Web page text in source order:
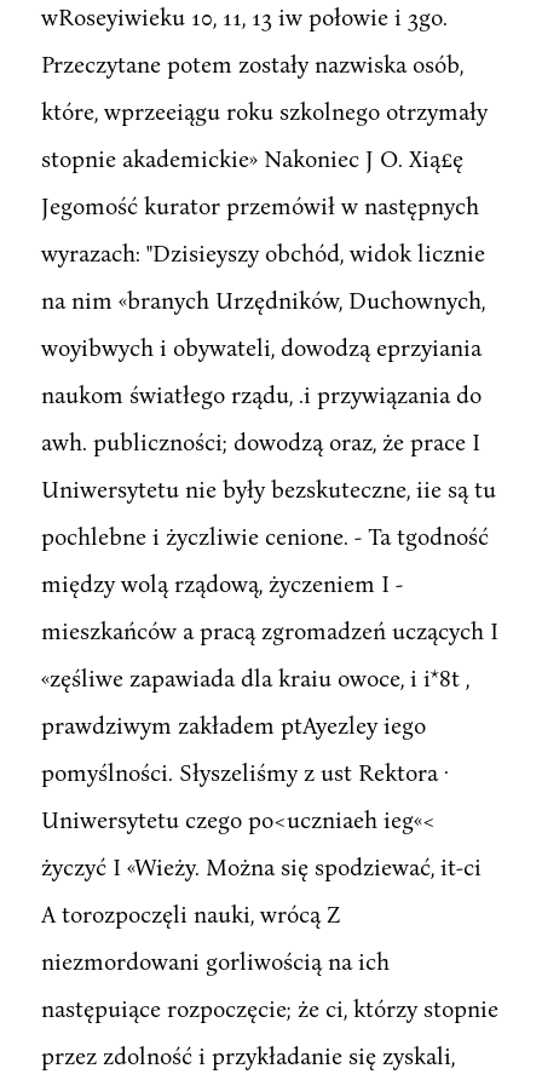
wRoseyiwieku 10, 11, 13 iw połowie i 3go.
Przeczytane potem zostały nazwiska osób,
które, wprzeeiągu roku szkolnego otrzymały
stopnie akademickie» Nakoniec J O. Xią£ę
Jegomość kurator przemówił w następnych
wyrazach: "Dzisieyszy obchód, widok licznie
na nim «branych Urzędników, Duchownych,
woyibwych i obywateli, dowodzą eprzyiania
naukom światłego rządu, .i przywiązania do
awh. publiczności; dowodzą oraz, że prace I
Uniwersytetu nie były bezskuteczne, iie są tu
pochlebne i życzliwie cenione. - Ta tgodność
między wolą rządową, życzeniem I -
mieszkańców a pracą zgromadzeń uczących I
«zęśliwe zapawiada dla kraiu owoce, i i*8t ,
prawdziwym zakładem ptAyezley iego
pomyślności. Słyszeliśmy z ust Rektora ·
Uniwersytetu czego po<uczniaeh ieg«<
życzyć I «Wieży. Można się spodziewać, it-ci
A torozpoczęli nauki, wrócą Z
niezmordowani gorliwością na ich
następuiące rozpoczęcie; że ci, którzy stopnie
przez zdolność i przykładanie się zyskali,